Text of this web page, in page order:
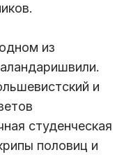
из
и
студенческая
половиц и